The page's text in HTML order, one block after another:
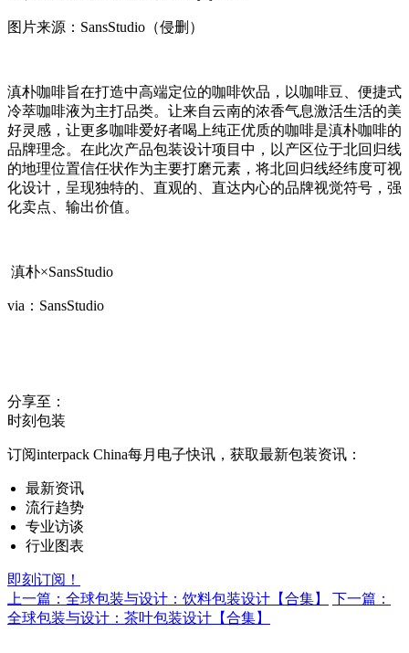
图片来源：SansStudio（侵删）
滇朴咖啡旨在打造中高端定位的咖啡饮品，以咖啡豆、便捷式
冷萃咖啡液为主打品类。让来自云南的浓香气息激活生活的美
好灵感，让更多咖啡爱好者喝上纯正优质的咖啡是滇朴咖啡的
品牌理念。在此次产品包装设计项目中，以产区位于北回归线
的地理位置信任状作为主要打磨元素，将北回归线经纬度可视
化设计，呈现独特的、直观的、直达内心的品牌视觉符号，强
化卖点、输出价值。
滇朴×SansStudio
via：SansStudio
分享至：
时刻包装
订阅interpack China每月电子快讯，获取最新包装资讯：
最新资讯
流行趋势
专业访谈
行业图表
即刻订阅！
上一篇：全球包装与设计：饮料包装设计【合集】
下一篇：
全球包装与设计：茶叶包装设计【合集】